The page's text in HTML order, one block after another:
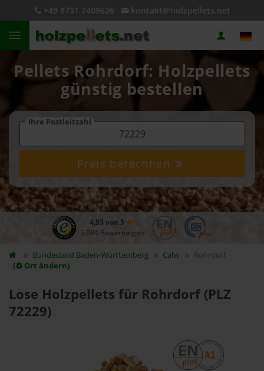
+49 8731 7409626 kontakt@holzpellets.net
Pellets Rohrdorf: Holzpellets
günstig bestellen
Ihre Postleitzahl
Preis berechnen
4,93 von 5
5.084 Bewertungen
Bundesland Baden-Württemberg Calw
Rohrdorf
(
Ort ändern)
Lose Holzpellets für Rohrdorf (PLZ
72229)